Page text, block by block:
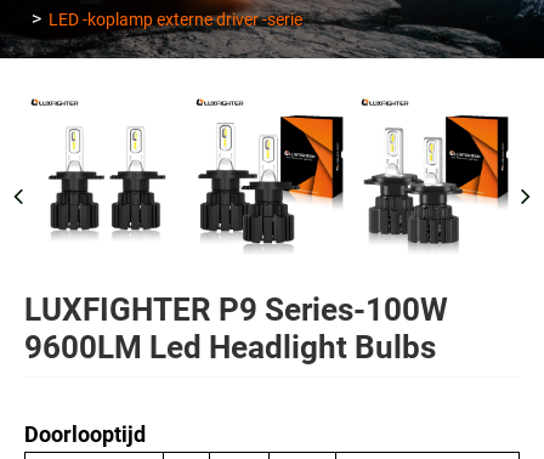
LED -koplamp externe driver -serie
LUXFIGHTER P9 Series-100W
9600LM Led Headlight Bulbs
Doorlooptijd